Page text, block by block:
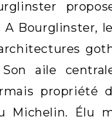
Bourglinster,
aile
propriété
Michelin. Élu